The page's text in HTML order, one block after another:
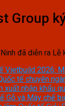
Group
đã diễn ra
Vietbuild 2026:
tế chuyên
xuất nhập khẩu
Gỗ và Máy chế